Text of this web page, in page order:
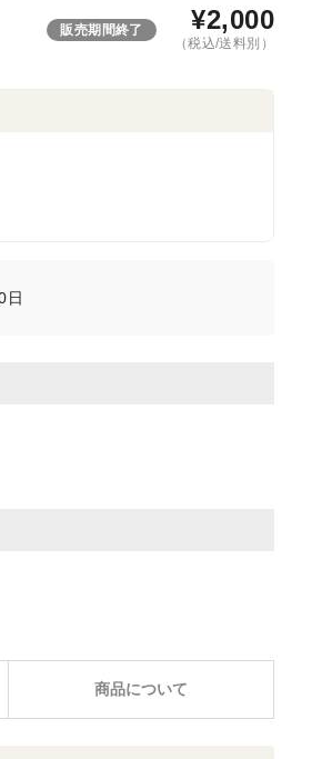
販売期間終了 ¥2,000
（税込/送料別）
日
商品について